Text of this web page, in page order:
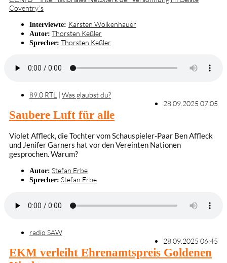
Coventry´s
Interviewte: Karsten Wolkenhauer
Autor: Thorsten Keßler
Sprecher: Thorsten Keßler
89.0 RTL | Was glaubst du?
28.09.2025 07:05
Saubere Luft für alle
Violet Affleck, die Tochter vom Schauspieler-Paar Ben Affleck
und Jenifer Garners hat vor den Vereinten Nationen
gesprochen. Warum?
Autor: Stefan Erbe
Sprecher: Stefan Erbe
radio SAW
28.09.2025 06:45
EKM verleiht Ehrenamtspreis Goldenen